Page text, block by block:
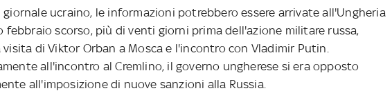
giornale ucraino, le informazioni potrebbero essere arrivate all'Ungheria
febbraio scorso, più di venti giorni prima dell'azione militare russa,
di Viktor Orban a Mosca e l'incontro con Vladimir Putin.
all'incontro al Cremlino, il governo ungherese si era opposto
all'imposizione di nuove sanzioni alla Russia.